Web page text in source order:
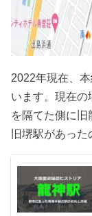
2022年現在、
います。現在の
を隔てた側に
旧堺駅があっ